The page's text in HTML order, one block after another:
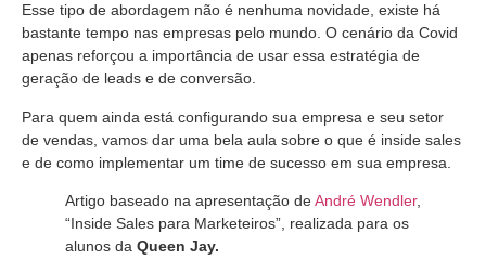
Esse tipo de abordagem não é nenhuma novidade, existe há
bastante tempo nas empresas pelo mundo. O cenário da Covid
apenas reforçou a importância de usar essa estratégia de
geração de leads e de conversão.
Para quem ainda está configurando sua empresa e seu setor
de vendas, vamos dar uma bela aula sobre o que é inside sales
e de como implementar um time de sucesso em sua empresa.
Artigo baseado na apresentação deAndré Wendler,
“Inside Sales para Marketeiros”, realizada para os
alunos da Queen Jay.